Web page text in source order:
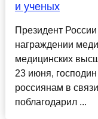
и ученых
Президент
награждении
медицинских
23 июня,
россиянам в
поблагодарил ...